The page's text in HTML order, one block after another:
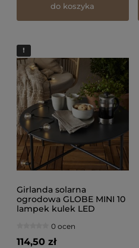
do koszyka
Girlanda solarna
ogrodowa GLOBE MINI 10
lampek kulek LED
0 ocen
114,50 zł